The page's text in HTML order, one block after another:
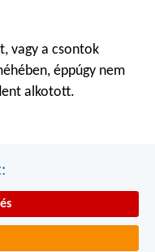
vagy a csontok
éppúgy nem
alkotott.